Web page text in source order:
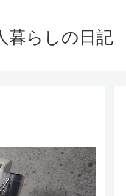
暮らしの日記